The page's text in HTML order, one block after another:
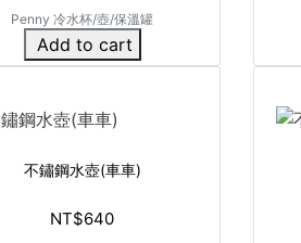
Penny 冷水杯/壺/保溫罐
Add to cart
不鏽鋼水壺(車車)
NT$640